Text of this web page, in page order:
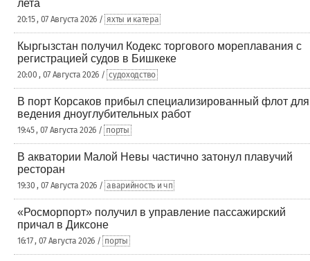
лета
20:15 , 07 Августа 2026 / яхты и катера
Кыргызстан получил Кодекс торгового мореплавания с
регистрацией судов в Бишкеке
20:00 , 07 Августа 2026 / судоходство
В порт Корсаков прибыл специализированный флот для
ведения дноуглубительных работ
19:45 , 07 Августа 2026 / порты
В акватории Малой Невы частично затонул плавучий
ресторан
19:30 , 07 Августа 2026 / аварийность и чп
«Росморпорт» получил в управление пассажирский
причал в Диксоне
16:17 , 07 Августа 2026 / порты